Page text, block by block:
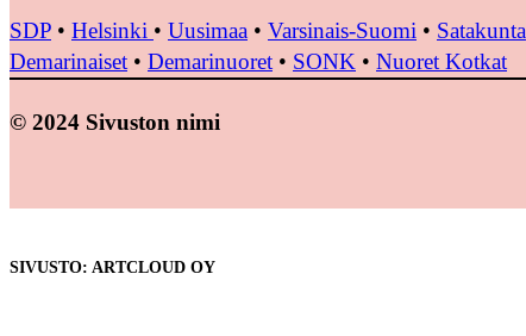
SDP • Helsinki • Uusimaa • Varsinais-Suomi • Satakunta
Demarinaiset • Demarinuoret • SONK • Nuoret Kotkat
© 2024 Sivuston nimi
SIVUSTO: ARTCLOUD OY